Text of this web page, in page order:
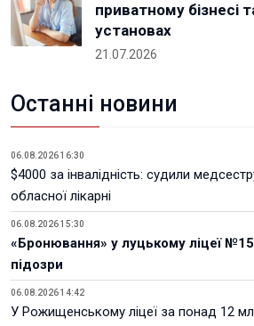
приватному бізнесі
установах
21.07.2026
Останні новини
06.08.2026 16:30
$4000 за інвалідність: судили
обласної лікарні
06.08.2026 15:30
«Бронювання» у луцькому ліцеї
підозри
06.08.2026 14:42
У Рожищенському ліцеї за понад 12